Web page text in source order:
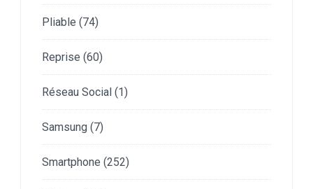
Pliable (74)
Reprise (60)
Réseau Social (1)
Samsung (7)
Smartphone (252)